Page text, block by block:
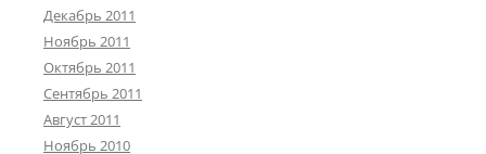
Декабрь 2011
Ноябрь 2011
Октябрь 2011
Сентябрь 2011
Август 2011
Ноябрь 2010